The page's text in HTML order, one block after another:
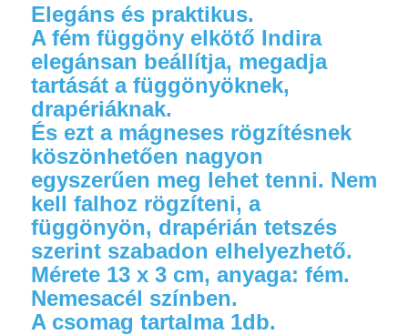
Elegáns és praktikus.
A fém függöny elkötő Indira
elegánsan beállítja, megadja
tartását a függönyöknek,
drapériáknak.
És ezt a mágneses rögzítésnek
köszönhetően nagyon
egyszerűen meg lehet tenni. Nem
kell falhoz rögzíteni, a
függönyön, drapérián tetszés
szerint szabadon elhelyezhető.
Mérete 13 x 3 cm, anyaga: fém.
Nemesacél színben.
A csomag tartalma 1db.